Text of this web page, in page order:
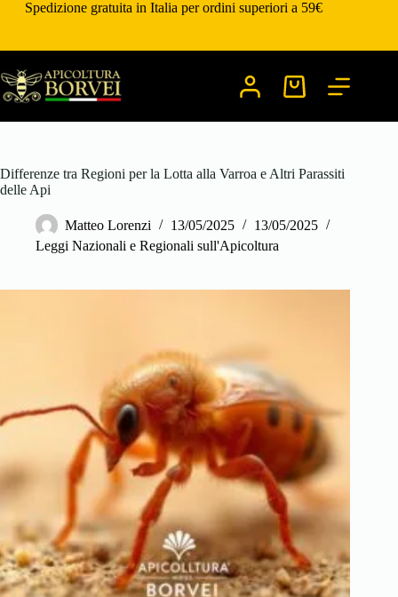
SaltaSpedizione gratuita in Italia per ordini superiori a 59€
Carrello
Differenze tra Regioni per la Lotta alla Varroa e Altri Parassiti
delle Api
Matteo Lorenzi 13/05/2025
13/05/2025
Leggi Nazionali e Regionali sull'Apicoltura